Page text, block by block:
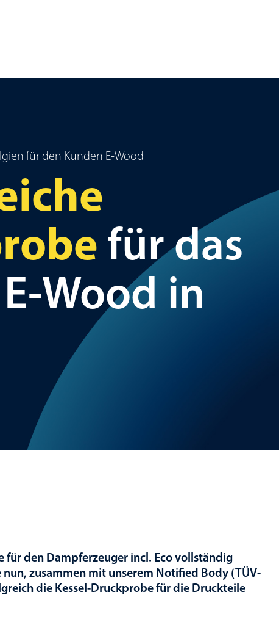
für den Kunden E-Wood
für das
Wood in
für den Dampferzeuger incl. Eco vollständig
zusammen mit unserem Notified Body (TÜV-
die Kessel-Druckprobe für die Druckteile